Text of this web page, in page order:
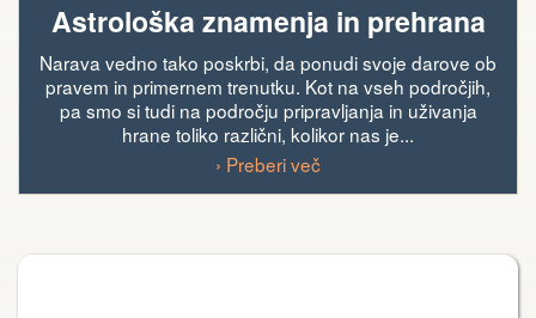
Astrološka znamenja in prehrana
Narava vedno tako poskrbi, da ponudi svoje darove ob
pravem in primernem trenutku. Kot na vseh področjih,
pa smo si tudi na področju pripravljanja in uživanja
hrane toliko različni, kolikor nas je...
› Preberi več